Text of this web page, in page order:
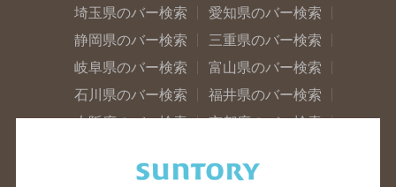
埼玉県のバー検索
愛知県のバー検索
静岡県のバー検索
三重県のバー検索
岐阜県のバー検索
富山県のバー検索
石川県のバー検索
福井県のバー検索
大阪府のバー検索
京都府のバー検索
滋賀県のバー検索
和歌山県のバー検索